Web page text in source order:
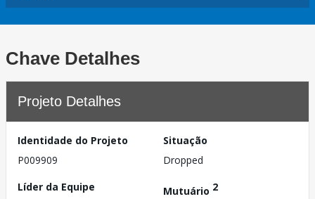
Chave Detalhes
Projeto Detalhes
Identidade do Projeto
P009909
Situação
Dropped
Líder da Equipe
Mutuário 2